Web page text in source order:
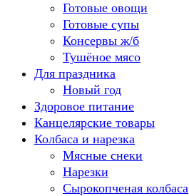
Готовые овощи
Готовые супы
Консервы ж/б
Тушёное мясо
Для праздника
Новый год
Здоровое питание
Канцелярские товары
Колбаса и нарезка
Мясные снеки
Нарезки
Сырокопченая колбаса